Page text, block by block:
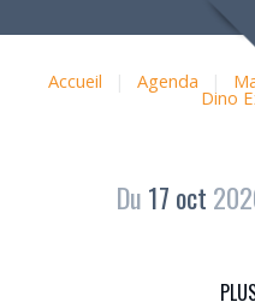
Accueil | Agenda |
Dino
Du 17 oct